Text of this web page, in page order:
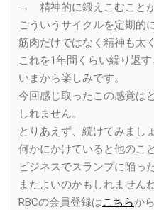
→ 精神的に鍛えこむことが
こういうサイクルを定期的
筋肉だけではなく精神も太
これを1年間くらい繰り返す
いまから楽しみです。
今回感じ取ったこの感覚は
しれません。
とりあえず、続けてみまし
何かにかけていると他のこ
ビジネスでスランプに陥っ
またよいのかもしれませんね
RBCの会員登録はこちらから